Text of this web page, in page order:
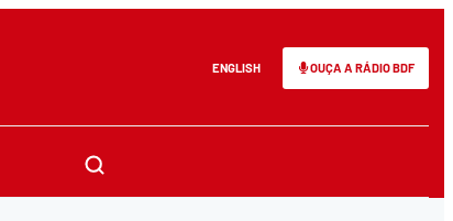
ENGLISH OUÇA A RÁDIO BDF